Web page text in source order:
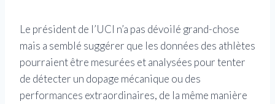
Le président de l’UCI n’a pas dévoilé grand-chose
mais a semblé suggérer que les données des athlètes
pourraient être mesurées et analysées pour tenter
de détecter un dopage mécanique ou des
performances extraordinaires, de la même manière